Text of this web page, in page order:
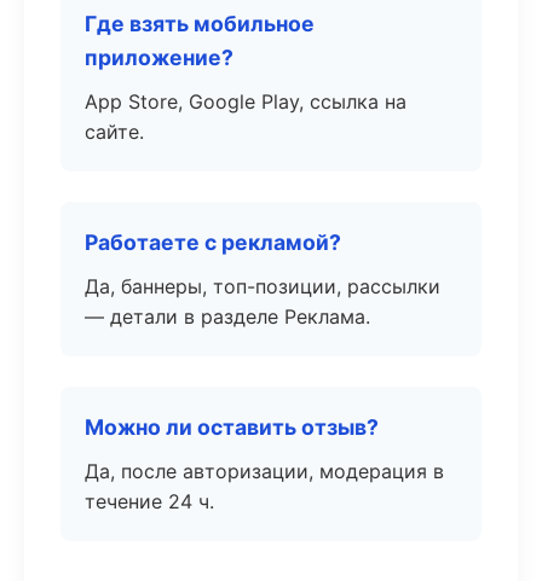
Где взять мобильное
приложение?
App Store, Google Play, ссылка на
сайте.
Работаете с рекламой?
Да, баннеры, топ-позиции, рассылки
— детали в разделе Реклама.
Можно ли оставить отзыв?
Да, после авторизации, модерация в
течение 24 ч.